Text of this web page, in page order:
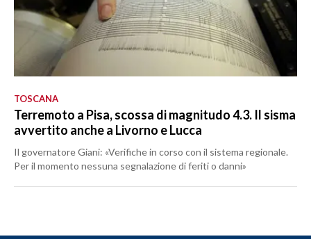
TOSCANA
Terremoto a Pisa, scossa di magnitudo 4.3. Il sisma
avvertito anche a Livorno e Lucca
Il governatore Giani: «Verifiche in corso con il sistema regionale.
Per il momento nessuna segnalazione di feriti o danni»